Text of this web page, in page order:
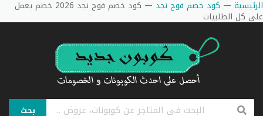
الرئيسية — كود خصم فوح نجد — كود خصم فوح نجد 2026 خصم يعمل
على كل الطلبيات
بحث